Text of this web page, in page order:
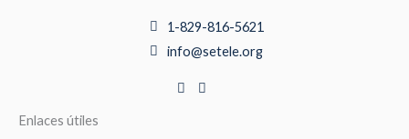
1-829-816-5621
info@setele.org
Enlaces útiles